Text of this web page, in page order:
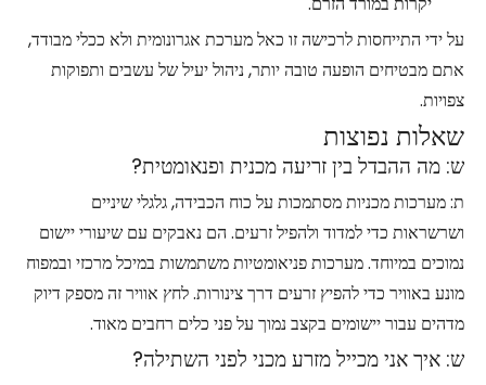
על ידי התייחסות לרכישה זו כאל מערכת אגרונומית ולא ככלי מבודד,
אתם מבטיחים הופעה טובה יותר, ניהול יעיל של עשבים ותפוקות
צפויות.
שאלות נפוצות
ש: מה ההבדל בין זריעה מכנית ופנאומטית?
ת: מערכות מכניות מסתמכות על כוח הכבידה, גלגלי שיניים
ושרשראות כדי למדוד ולהפיל זרעים. הם נאבקים עם שיעורי יישום
נמוכים במיוחד. מערכות פניאומטיות משתמשות במיכל מרכזי ובמפוח
מונע באוויר כדי להפיץ זרעים דרך צינורות. לחץ אוויר זה מספק דיוק
מדהים עבור יישומים בקצב נמוך על פני כלים רחבים מאוד.
ש: איך אני מכייל מזרע מכני לפני השתילה?